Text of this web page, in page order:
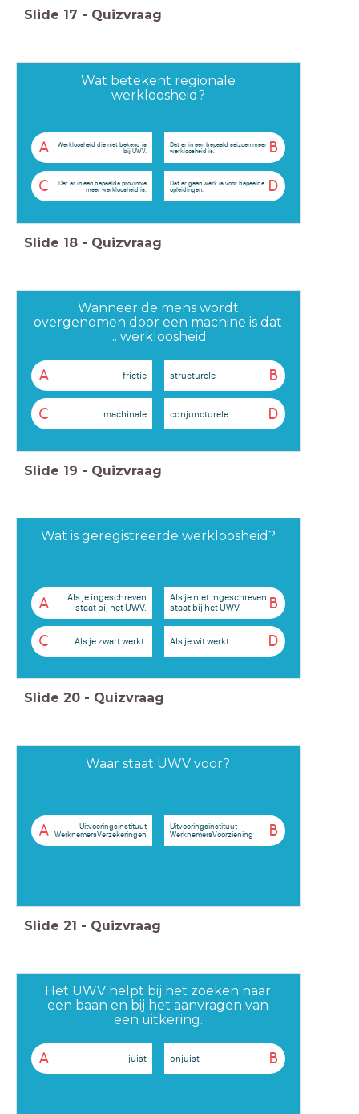
Slide 17 - Quizvraag
Wat betekent regionale
werkloosheid?
A
Werkloosheid die niet bekend is
bij UWV.
B
Dat er in een bepaald seizoen meer
werkloosheid is.
C
Dat er in een bepaalde provincie
meer werkloosheid is.
D
Dat er geen werk is voor bepaalde
opleidingen.
Slide 18 - Quizvraag
Wanneer de mens wordt
overgenomen door een machine is dat
... werkloosheid
A frictie B
structurele
C machinale D
conjuncturele
Slide 19 - Quizvraag
Wat is geregistreerde werkloosheid?
A
Als je ingeschreven
staat bij het UWV.
B
Als je niet ingeschreven
staat bij het UWV.
C Als je zwart werkt. D
Als je wit werkt.
Slide 20 - Quizvraag
Waar staat UWV voor?
A
Uitvoeringsinstituut
WerknemersVerzekeringen
B
Uitvoeringsinstituut
WerknemersVoorziening
Slide 21 - Quizvraag
Het UWV helpt bij het zoeken naar
een baan en bij het aanvragen van
een uitkering.
A juist B
onjuist